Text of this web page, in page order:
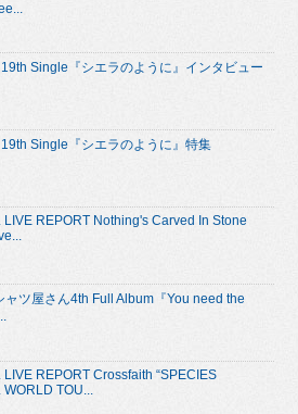
Single『シエラのように』インタビュー
Single『シエラのように』特集
LIVE REPORT Nothing's Carved In Stone
ャツ屋さん4th Full Album『You need the
LIVE REPORT Crossfaith “SPECIES
WORLD TOU...